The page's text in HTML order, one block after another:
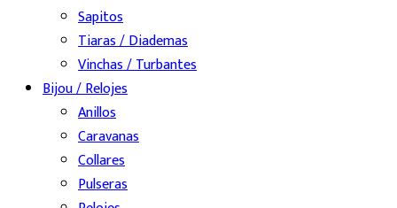
Sapitos
Tiaras / Diademas
Vinchas / Turbantes
Bijou / Relojes
Anillos
Caravanas
Collares
Pulseras